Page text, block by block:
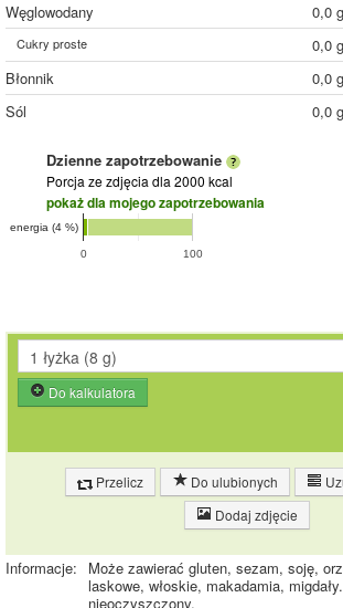
Węglowodany
0,0 g
Cukry proste 0,0 g
Błonnik
0,0 g
Sól
0,0 g
Dzienne zapotrzebowanie
Porcja ze zdjęcia dla 2000 kcal
pokaż dla mojego zapotrzebowania
0 100
energia (4 %)
Do kalkulatora
Przelicz Do ulubionych
Dodaj zdjęcie
Informacje:
Może zawierać gluten, sezam, soję,
laskowe, włoskie, makadamia,
nieoczyszczony.